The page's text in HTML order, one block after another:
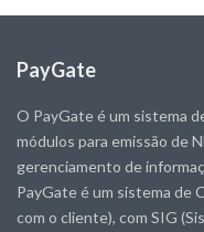
PayGate
O PayGate é um sistema
módulos para emissão de
gerenciamento de
PayGate é um sistema de
com o cliente), com SIG